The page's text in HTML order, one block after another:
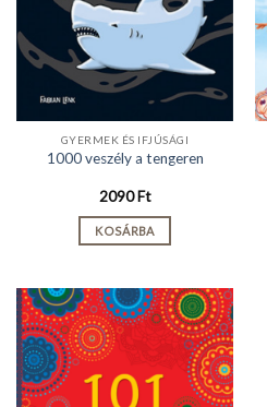
GYERMEK ÉS IFJÚSÁGI
1000 veszély a tengeren
2090Ft
KOSÁRBA